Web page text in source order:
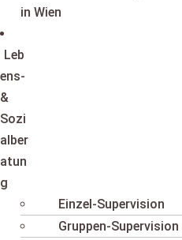
in Wien
Leb
ens-
&
Sozi
alber
atun
g
Einzel-Supervision
Gruppen-Supervision